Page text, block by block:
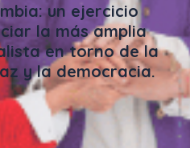
un ejercicio
la más amplia
en torno de la
y la democracia.